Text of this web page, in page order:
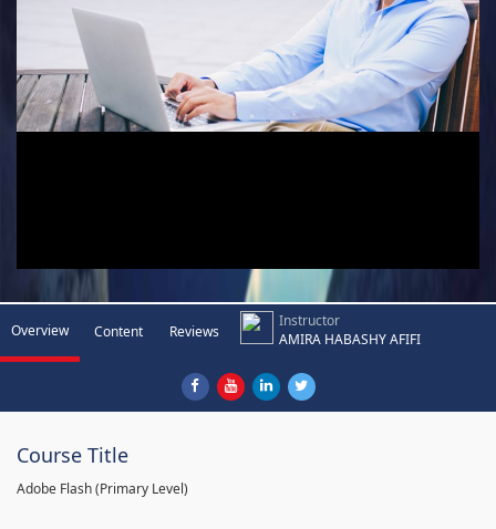
Overview Content Reviews
Instructor
AMIRA HABASHY AFIFI
Course Title
Adobe Flash (Primary Level)